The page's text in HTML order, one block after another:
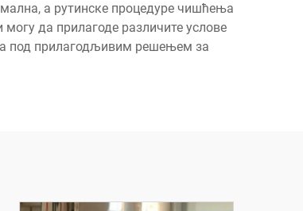
а рутинске процедуре чишћења
да прилагоде различите услове
под прилагодљивим решењем за